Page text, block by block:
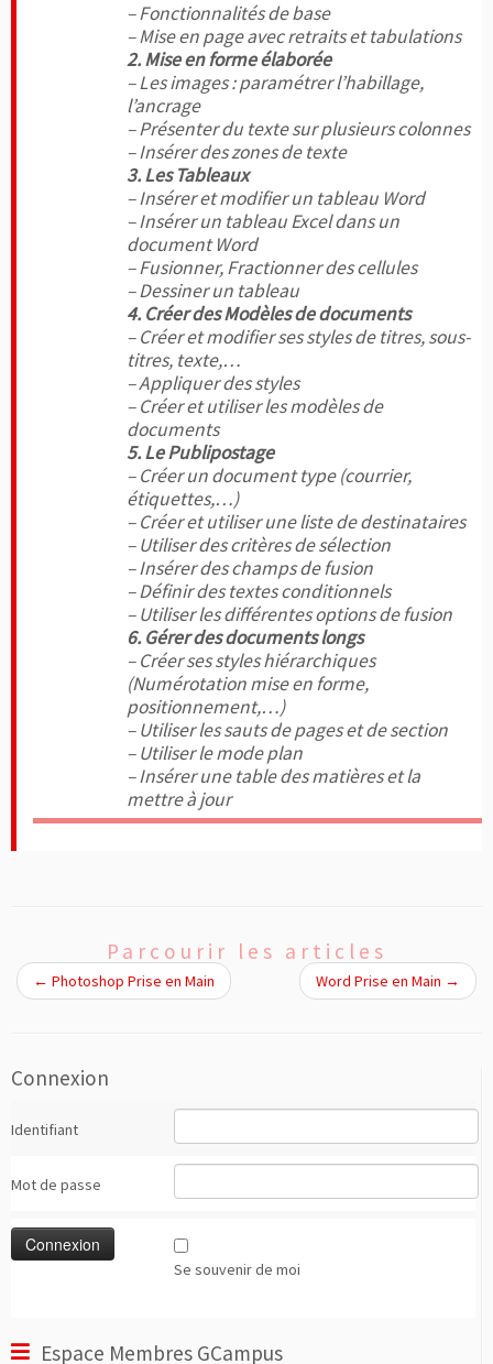
– Fonctionnalités de base
– Mise en page avec retraits et tabulations
2. Mise en forme élaborée
– Les images : paramétrer l’habillage,
l’ancrage
– Présenter du texte sur plusieurs colonnes
– Insérer des zones de texte
3. Les Tableaux
– Insérer et modifier un tableau Word
– Insérer un tableau Excel dans un
document Word
– Fusionner, Fractionner des cellules
– Dessiner un tableau
4. Créer des Modèles de documents
– Créer et modifier ses styles de titres, sous-
titres, texte,…
– Appliquer des styles
– Créer et utiliser les modèles de
documents
5. Le Publipostage
– Créer un document type (courrier,
étiquettes,…)
– Créer et utiliser une liste de destinataires
– Utiliser des critères de sélection
– Insérer des champs de fusion
– Définir des textes conditionnels
– Utiliser les différentes options de fusion
6. Gérer des documents longs
– Créer ses styles hiérarchiques
(Numérotation mise en forme,
positionnement,…)
– Utiliser les sauts de pages et de section
– Utiliser le mode plan
– Insérer une table des matières et la
mettre à jour
Parcourir les articles
← Photoshop Prise en Main Word Prise en Main →
Connexion
Identifiant
Mot de passe
Se souvenir de moi
Espace Membres GCampus